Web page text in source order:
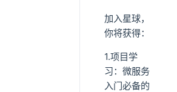
加入星球，
你将获得：
1.项目学
习：微服务
入门必备的